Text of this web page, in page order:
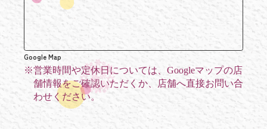
Google Map
※営業時間や定休日については、Googleマップの店
舗情報をご確認いただくか、店舗へ直接お問い合
わせください。